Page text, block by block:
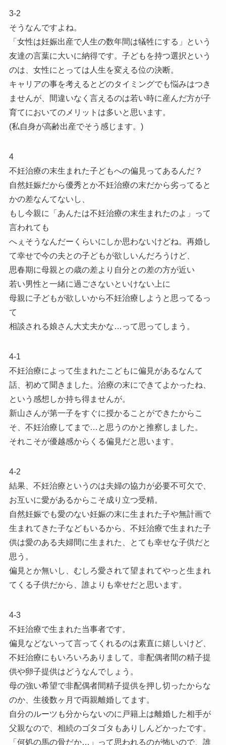
3-2
そうなんですよね。
「女性は妊娠出産で人生の数年間は犠牲にする」という
友達の言葉に大いに納得です。子どもを持つ選択という
のは、女性にとっては人生を変える位の決断。
キャリアの事を考えるとどのタイミングでも悩みはつき
ませんが、間違いなく言えるのは若い時に産んだ方が子
育てにおいてのメリットは多いと思います。
(私自身が高齢出産でそう感じます。)
4
不妊治療の末生まれた子どもへの偏見ってあるんだ？
自然妊娠だから優秀とか不妊治療の末だから劣ってると
かの差なんてないし、
もし今親に「あんたは不妊治療の末生まれたのよ」って
言われても
へぇそうなんだーくらいにしか思わないけどね。再婚し
て幸せで今の夫との子どもが欲しいんだろうけど、
思春期に母親との歳の差より自分との差の方が近い
若い男性と一緒に過ごさないといけない上に
母親に子どもが欲しいから不妊治療しようと思ってるっ
て
相談される娘さん大丈夫かな…って思ってしまう。
4-1
不妊治療によって生まれたこどもに偏見があるなんて
話、初めて聞きました。治療の末にできてよかったね、
という感想しか持ち得ませんが。
新山さんが第一子をすぐに授かることができたからこ
そ、不妊治療してまで…と思うのかと推察しました。
それこそが優越感からくる偏見だと思います。
4-2
結果、不妊治療というのは夫婦の協力が必要不可欠で、
お互いに愛があるからこそ成り立つ受精。
自然妊娠でも愛のない妊娠の末に生まれた子や無計画で
生まれてきた子などもいるから、不妊治療で生まれた子
供は愛のある夫婦間に生まれた、とても幸せな子供だと
思う。
偏見とか無いし、むしろ愛されて望まれてやっと生まれ
てくる子供だから、誰よりも幸せだと思います。
4-3
不妊治療で生まれた当事者です。
偏見などないって言ってくれるのは素直に嬉しいけど、
不妊治療にもいろいろありまして。非配偶者間の精子提
供や卵子提供はどうなんでしょう。
母の強い希望で非配偶者間精子提供を押し切ったからな
のか、生後数ヶ月で両親離婚してます。
自分のルーツも分からないのに戸籍上は離婚した相手が
父親なので、相続のゴタゴタもありしんどかったです。
「何処の馬の骨だか…」って思われるのが怖いので、誰